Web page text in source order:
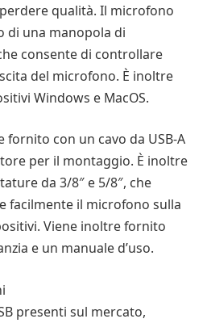
qualità. Il microfono
di una manopola di
consente di controllare
del microfono. È inoltre
Windows e MacOS.
fornito con un cavo da USB-A
per il montaggio. È inoltre
da 3/8″ e 5/8″, che
facilmente il microfono sulla
Viene inoltre fornito
e un manuale d’uso.
presenti sul mercato,